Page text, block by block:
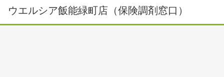
ウエルシア飯能緑町店（保険調剤窓口）